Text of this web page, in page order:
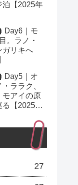
泊【2025年
Day6｜モ
。ラノ・
ガリキへ
Day5｜オ
ララク、
モアイの原
る【2025年
27